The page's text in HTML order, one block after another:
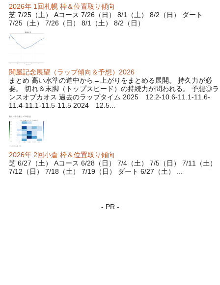
2026年 1回札幌 枠＆位置取り傾向
芝 7/25（土） Aコース 7/26（日） 8/1（土） 8/2（日） ダート
7/25（土） 7/26（日） 8/1（土） 8/2（日）
関屋記念展望（ラップ傾向＆予想）2026
まとめ 高い水準の道中から→上がりをまとめる展開。 持久力が必
要。 切れ＆末脚（トップスピード）の持続力が問われる。 予想◎ラ
ンスオブカオス 過去のラップタイム 2025 12.2-10.6-11.1-11.6-
11.4-11.1-11.5-11.5 2024 12.5...
2026年 2回小倉 枠＆位置取り傾向
芝 6/27（土） Aコース 6/28（日） 7/4（土） 7/5（日） 7/11（土）
7/12（日） 7/18（土） 7/19（日） ダート 6/27（土） ...
- PR -